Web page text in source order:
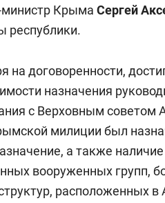
Крыма Сергей
республики.
на договоренности,
назначения
с Верховным советом
милиции был
а также
вооруженных групп,
расположенных
и ВТБ
Рекомендуем